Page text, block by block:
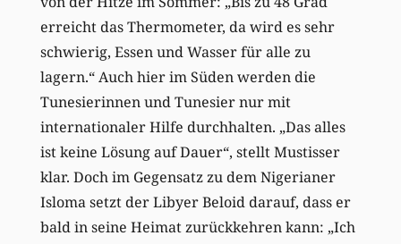
erreicht das Thermometer, da wird es sehr
schwierig, Essen und Wasser für alle zu
lagern.“ Auch hier im Süden werden die
Tunesierinnen und Tunesier nur mit
internationaler Hilfe durchhalten. „Das alles
ist keine Lösung auf Dauer“, stellt Mustisser
klar. Doch im Gegensatz zu dem Nigerianer
Isloma setzt der Libyer Beloid darauf, dass er
bald in seine Heimat zurückkehren kann: „Ich